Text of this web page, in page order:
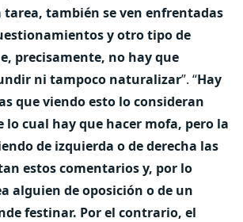
tarea, también se ven enfrentadas
y otro tipo de
precisamente, no hay que
ni tampoco naturalizar”. “Hay
que viendo esto lo consideran
lo cual hay que hacer mofa, pero la
de izquierda o de derecha las
estos comentarios y, por lo
alguien de oposición o de un
festinar. Por el contrario, el